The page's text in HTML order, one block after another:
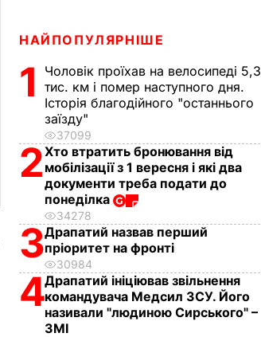
НАЙПОПУЛЯРНІШЕ
1
Чоловік проїхав на велосипеді 5,3
тис. км і помер наступного дня.
Історія благодійного "останнього
заїзду"
37099
2Хто втратить бронювання від
мобілізації з 1 вересня і які два
документи треба подати до
понеділка
34278
3Драпатий назвав перший
пріоритет на фронті
30984
4Драпатий ініціював звільнення
командувача Медсил ЗСУ. Його
називали "людиною Сирського" –
ЗМІ